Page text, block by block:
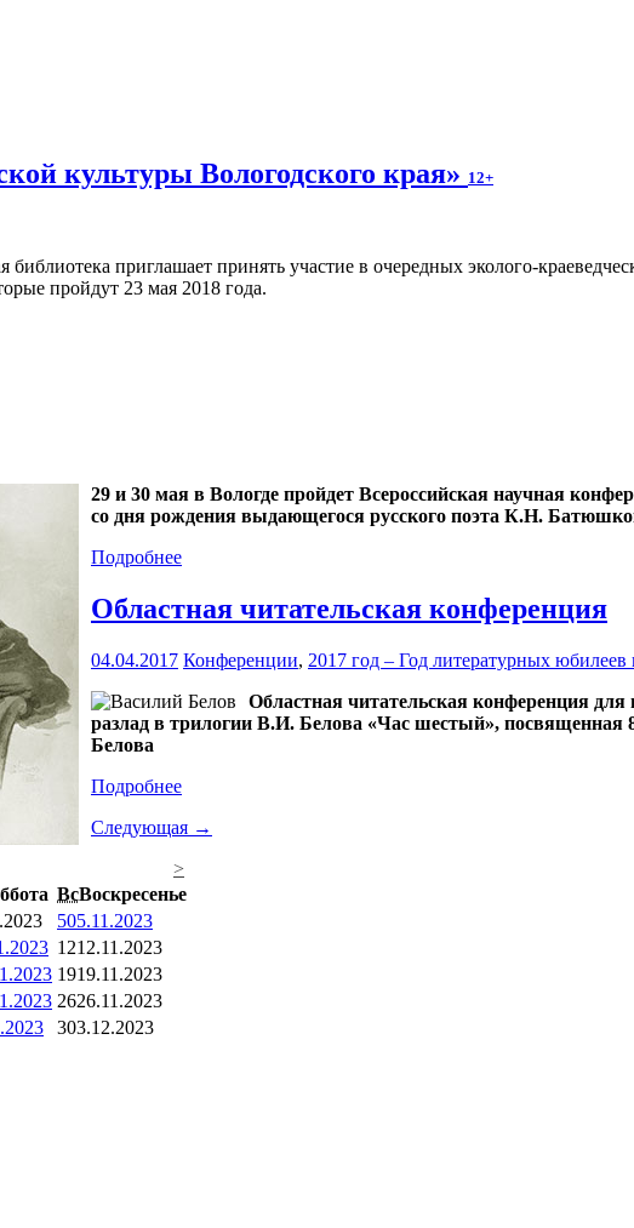
культуры Вологодского края» 12+
библиотека приглашает принять участие в очередных эколого-
пройдут 23 мая 2018 года.
29 и 30 мая в Вологде пройдет Всероссийская научная
со дня рождения выдающегося русского поэта К.Н.
Подробнее
Областная читательская конференция
04.04.2017 Конференции, 2017 год – Год литературных
Областная читательская конференция
разлад в трилогии В.И. Белова «Час шестый», посвященная
Белова
Подробнее
Следующая →
>
ВсВоскресенье
505.11.2023
1212.11.2023
1919.11.2023
2626.11.2023
303.12.2023